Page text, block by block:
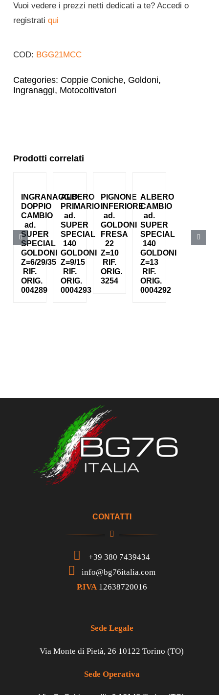
Vuoi vedere i prezzi netti dedicati a te? Accedi o
registrati qui
COD: BGG21MCC
Categories: Coppie Coniche, Goldoni,
Ingranaggi, Motocoltivatori
Prodotti correlati
INGRANAGGIO
DOPPIO
CAMBIO
ad.
SUPER
SPECIAL
GOLDONI
Z=6/29/35
RIF.
ORIG.
004289
ALBERO
PRIMARIO
ad.
SUPER
SPECIAL
140
GOLDONI
Z=9/15
RIF.
ORIG.
0004293
PIGNONE
INFERIORE
ad.
GOLDONI
FRESA
22
Z=10
RIF.
ORIG.
3254
ALBERO
CAMBIO
ad.
SUPER
SPECIAL
140
GOLDONI
Z=13
RIF.
ORIG.
0004292
CONTATTI
+39 380 7439434
info@bg76italia.com
P.IVA 12638720016
Sede Legale
Via Monte di Pietà, 26 10122 Torino (TO)
Sede Operativa